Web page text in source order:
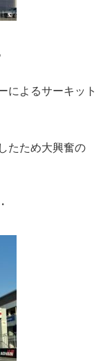
によるサーキット
たため大興奮の